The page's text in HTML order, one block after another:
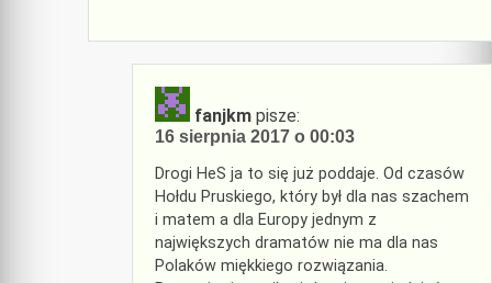
fanjkm pisze:
16 sierpnia 2017 o 00:03
Drogi HeS ja to się już poddaje. Od czasów
Hołdu Pruskiego, który był dla nas szachem
i matem a dla Europy jednym z
największych dramatów nie ma dla nas
Polaków miękkiego rozwiązania.